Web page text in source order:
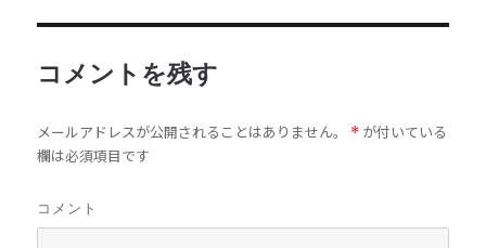
コメントを残す
メールアドレスが公開されることはありません。 * が付いている
欄は必須項目です
コメント